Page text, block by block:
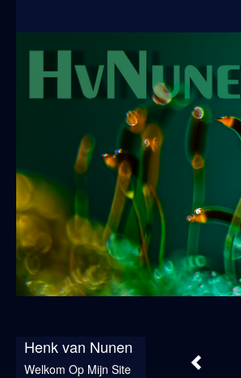
Henk van Nunen
Welkom Op Mijn Site